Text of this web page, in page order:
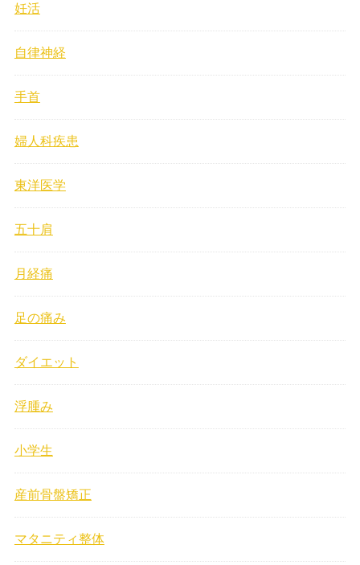
妊活
自律神経
手首
婦人科疾患
東洋医学
五十肩
月経痛
足の痛み
ダイエット
浮腫み
小学生
産前骨盤矯正
マタニティ整体